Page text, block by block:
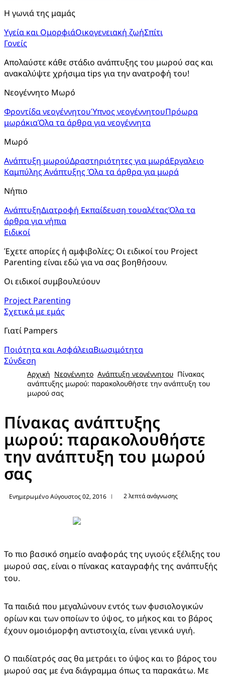
Η γωνιά της μαμάς
Υγεία και ΟμορφιάΟικογενειακή ζωήΣπίτι
Γονείς
Απολαύστε κάθε στάδιο ανάπτυξης του μωρού σας και
ανακαλύψτε χρήσιμα tips για την ανατροφή του!
Νεογέννητο Μωρό
Φροντίδα νεογέννητουΎπνος νεογέννητουΠρόωρα
μωράκιαΌλα τα άρθρα για νεογέννητα
Μωρό
Ανάπτυξη μωρούΔραστηριότητες για μωράΕργαλειο
Καμπύλης Ανάπτυξης Όλα τα άρθρα για μωρά
Νήπιο
ΑνάπτυξηΔιατροφή Εκπαίδευση τουαλέταςΌλα τα
άρθρα για νήπια
Ειδικοί
Έχετε απορίες ή αμφιβολίες; Οι ειδικοί του Project
Parenting είναι εδώ για να σας βοηθήσουν.
Οι ειδικοί συμβουλεύουν
Project Parenting
Σχετικά με εμάς
Γιατί Pampers
Ποιότητα και ΑσφάλειαΒιωσιμότητα
Σύνδεση
Αρχική Νεογέννητο Ανάπτυξη νεογέννητου Πίνακας
ανάπτυξης μωρού: παρακολουθήστε την ανάπτυξη του
μωρού σας
Πίνακας ανάπτυξης
μωρού: παρακολουθήστε
την ανάπτυξη του μωρού
σας
Ενημερωμένο Αύγουστος 02, 2016 | 2 λεπτά ανάγνωσης
Το πιο βασικό σημείο αναφοράς της υγιούς εξέλιξης του
μωρού σας, είναι ο πίνακας καταγραφής της ανάπτυξής
του.
Τα παιδιά που μεγαλώνουν εντός των φυσιολογικών
ορίων και των οποίων το ύψος, το μήκος και το βάρος
έχουν ομοιόμορφη αντιστοιχία, είναι γενικά υγιή.
Ο παιδίατρός σας θα μετράει το ύψος και το βάρος του
μωρού σας με ένα διάγραμμα όπως τα παρακάτω. Με